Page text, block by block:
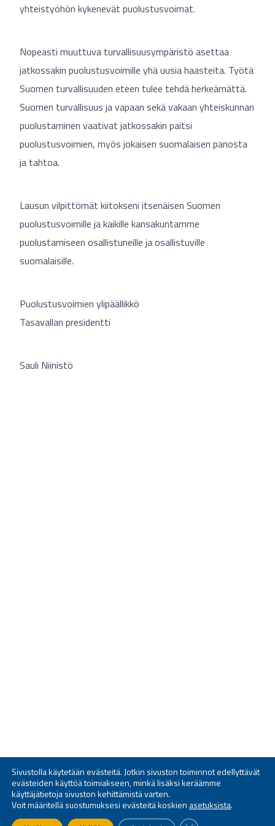
yhteistyöhön kykenevät puolustusvoimat.
Nopeasti muuttuva turvallisuusympäristö asettaa
jatkossakin puolustusvoimille yhä uusia haasteita. Työtä
Suomen turvallisuuden eteen tulee tehdä herkeämättä.
Suomen turvallisuus ja vapaan sekä vakaan yhteiskunnan
puolustaminen vaativat jatkossakin paitsi
puolustusvoimien, myös jokaisen suomalaisen panosta
ja tahtoa.
Lausun vilpittömät kiitokseni itsenäisen Suomen
puolustusvoimille ja kaikille kansakuntamme
puolustamiseen osallistuneille ja osallistuville
suomalaisille.
Puolustusvoimien ylipäällikkö
Tasavallan presidentti
Sauli Niinistö
Sivustolla käytetään evästeitä. Jotkin sivuston toiminnot edellyttävät
evästeiden käyttöä toimiakseen, minkä lisäksi keräämme
käyttäjätietoja sivuston kehittämistä varten.
Voit määritellä suostumuksesi evästeitä koskien asetuksista.